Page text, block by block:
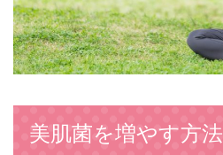
美肌菌を増やす方法